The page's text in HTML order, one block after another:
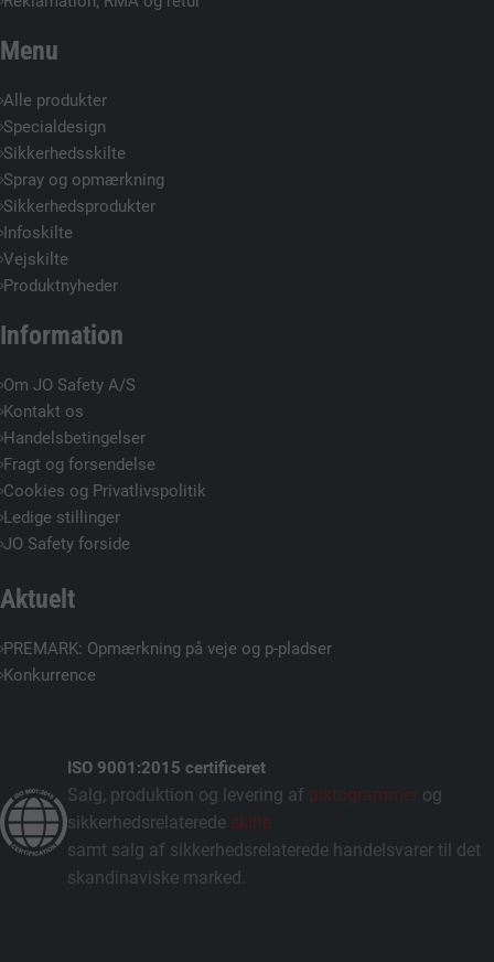
Menu
Alle produkter
Specialdesign
Sikkerhedsskilte
Spray og opmærkning
Sikkerhedsprodukter
Infoskilte
Vejskilte
Produktnyheder
Information
Om JO Safety A/S
Kontakt os
Handelsbetingelser
Fragt og forsendelse
Cookies og Privatlivspolitik
Ledige stillinger
JO Safety forside
Aktuelt
PREMARK: Opmærkning på veje og p-pladser
Konkurrence
ISO 9001:2015 certificeret
Salg, produktion og levering af piktogrammer og
sikkerhedsrelaterede skilte
samt salg af sikkerhedsrelaterede handelsvarer til det
skandinaviske marked.